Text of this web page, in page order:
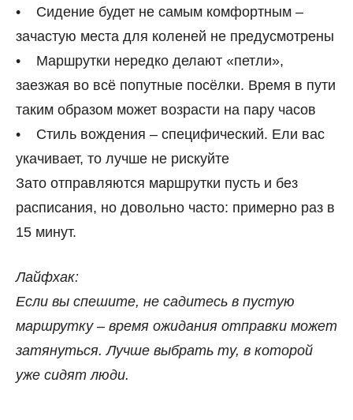
• Сидение будет не самым комфортным –
зачастую места для коленей не предусмотрены
• Маршрутки нередко делают «петли»,
заезжая во всё попутные посёлки. Время в пути
таким образом может возрасти на пару часов
• Стиль вождения – специфический. Ели вас
укачивает, то лучше не рискуйте
Зато отправляются маршрутки пусть и без
расписания, но довольно часто: примерно раз в
15 минут.
Лайфхак:
Если вы спешите, не садитесь в пустую
маршрутку – время ожидания отправки может
затянуться. Лучше выбрать ту, в которой
уже сидят люди.